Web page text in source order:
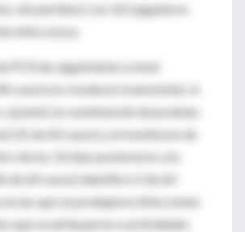
66 partidos) con 165 jugadores
infecciosos.
PCR de seguimiento a nivel
casos) no revelaron transmisión. A
y juvenil, la combinación de pruebas
(31 de 60 casos) y el monitoreo de
de los 14 días posteriores a la
de 60 casos) identificó 2 de 60
en las que se produjeron infecciones
que se atribuyeron a actividades